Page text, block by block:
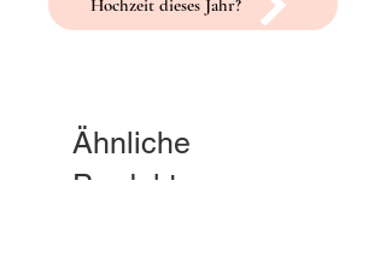
Hochzeit dieses Jahr?
Ähnliche
Produkte